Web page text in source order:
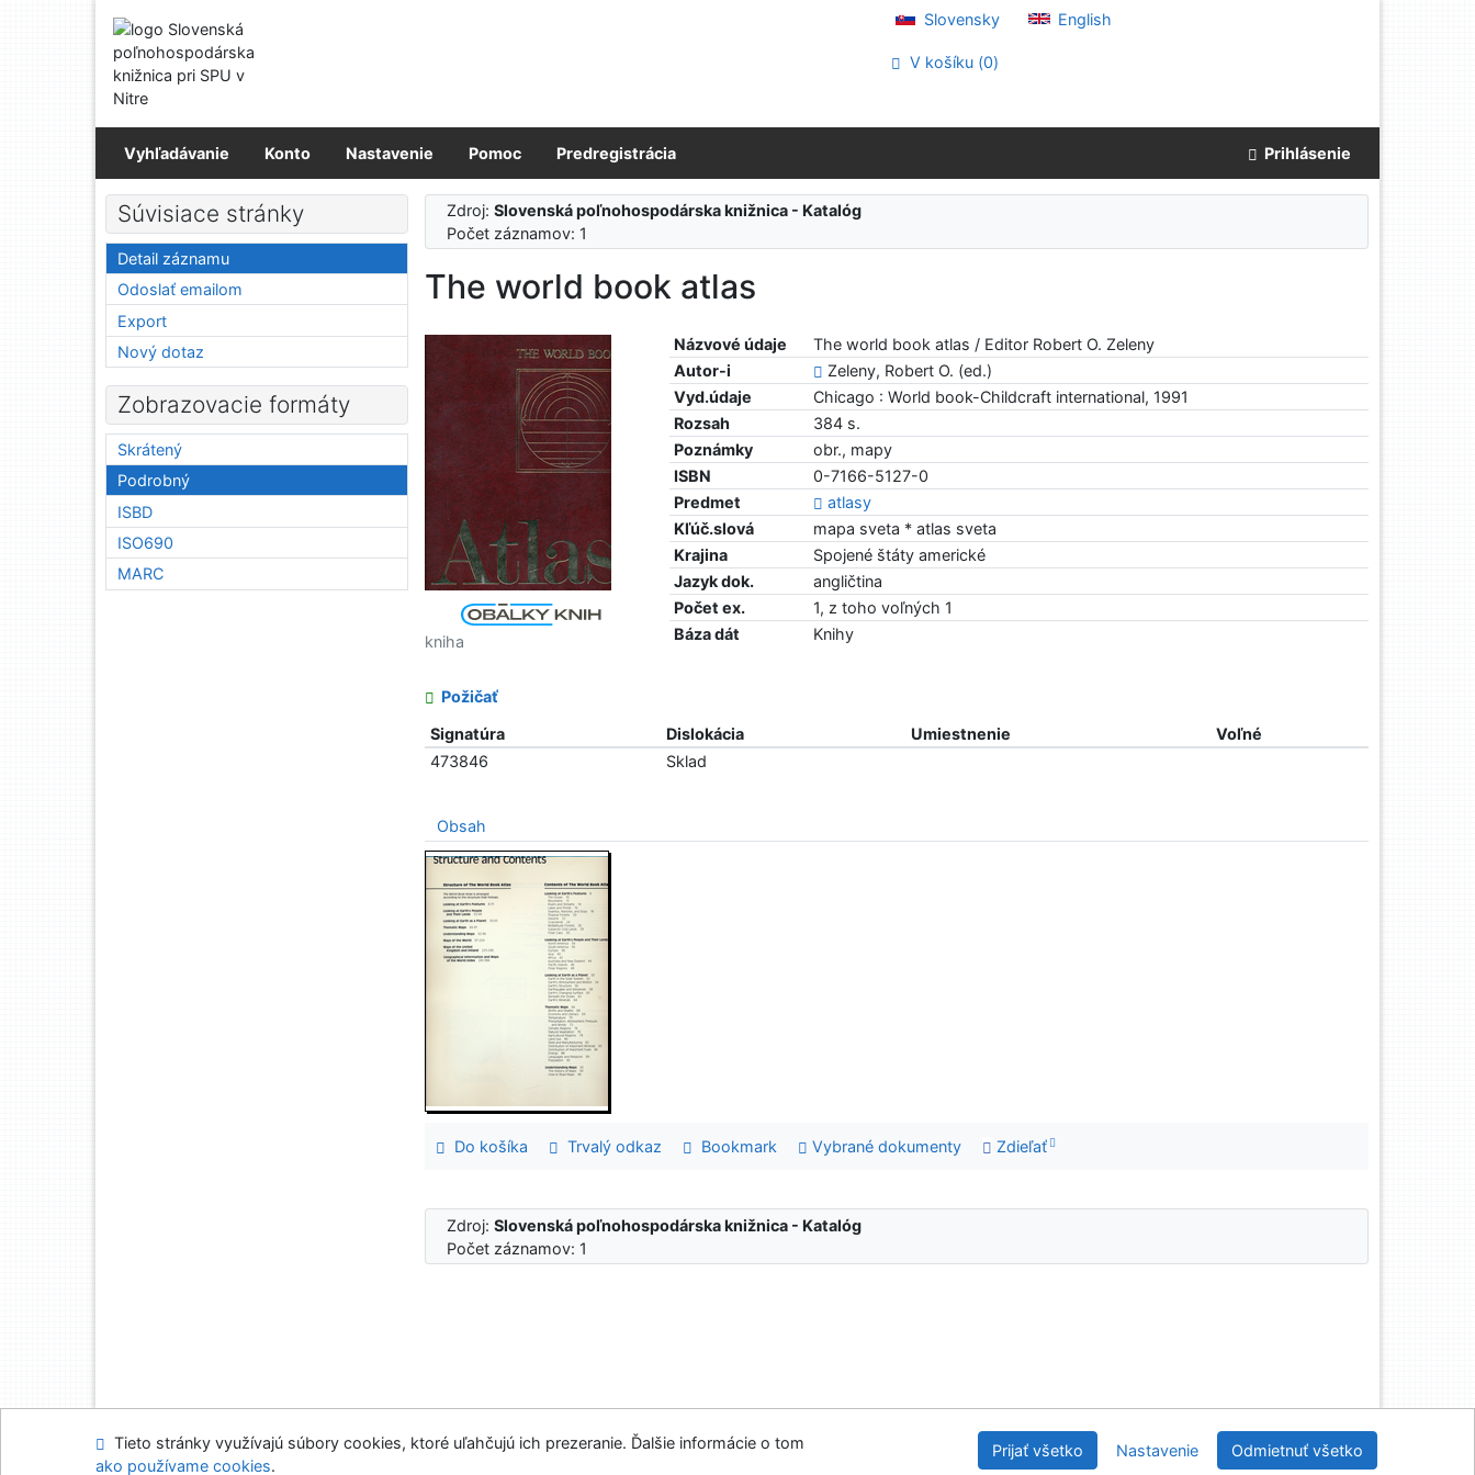
Prejsť na menu
Prehlásenie o webovej prístupnosti
Slovensky English
V košíku (0)
Vyhľadávanie Konto Nastavenie Pomoc Predregistrácia Prihlásenie
Zdroj:Slovenská poľnohospodárska knižnica - Katalóg
Počet záznamov: 1
The world book atlas
Názvové údaje
The world book atlas / Editor Robert O. Zeleny
Autor-i
Zeleny, Robert O. (ed.)
Vyd.údaje
Chicago : World book-Childcraft international, 1991
Rozsah
384 s.
Poznámky
obr., mapy
ISBN
0-7166-5127-0
Predmet
atlasy
Kľúč.slová
mapa sveta * atlas sveta
Krajina
Spojené štáty americké
Jazyk dok.
angličtina
Počet ex.
1, z toho voľných 1
Báza dát
Knihy
kniha
Požičať
Signatúra Dislokácia Umiestnenie
Voľné
473846
Sklad
Obsah
Do košíka Trvalý odkaz Bookmark Vybrané dokumenty Zdieľať
Zdroj:Slovenská poľnohospodárska knižnica - Katalóg
Počet záznamov: 1
Súvisiace stránky
Detail záznamu
Odoslať emailom
Export
Nový dotaz
Zobrazovacie formáty
Skrátený
Podrobný
ISBD
ISO690
MARC
Mapa stránok Prístupnosť Súkromie
Modul OpenSearch
Slovenská poľnohospodárska knižnica pri SPU v Nitre
Tieto stránky využívajú súbory cookies, ktoré uľahčujú ich prezeranie. Ďalšie informácie o tom
ako používame cookies.
Prijať všetko Nastavenie Odmietnuť všetko